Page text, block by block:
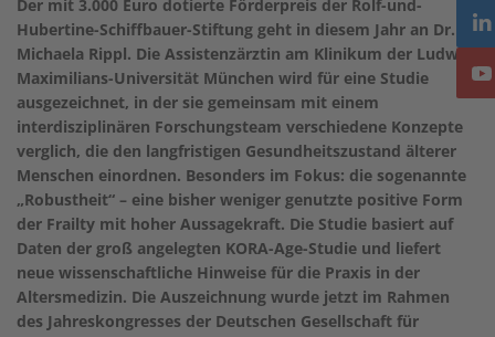
Hubertine-Schiffbauer-Stiftung geht in diesem Jahr an Dr.
Michaela Rippl. Die Assistenzärztin am Klinikum der Ludwig-
Maximilians-Universität München wird für eine Studie
ausgezeichnet, in der sie gemeinsam mit einem
interdisziplinären Forschungsteam verschiedene Konzepte
verglich, die den langfristigen Gesundheitszustand älterer
Menschen einordnen. Besonders im Fokus: die sogenannte
„Robustheit“ – eine bisher weniger genutzte positive Form
der Frailty mit hoher Aussagekraft. Die Studie basiert auf
Daten der groß angelegten KORA-Age-Studie und liefert
neue wissenschaftliche Hinweise für die Praxis in der
Altersmedizin. Die Auszeichnung wurde jetzt im Rahmen
des Jahreskongresses der Deutschen Gesellschaft für